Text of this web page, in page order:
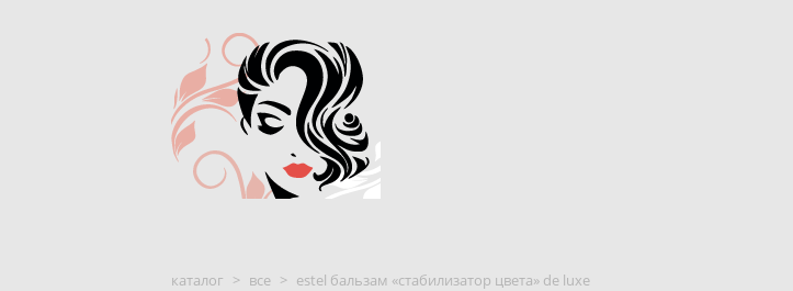
каталог > все > estel бальзам «стабилизатор цвета» de luxe